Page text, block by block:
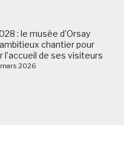
: le musée d’Orsay
chantier pour
l’accueil de ses visiteurs
2026